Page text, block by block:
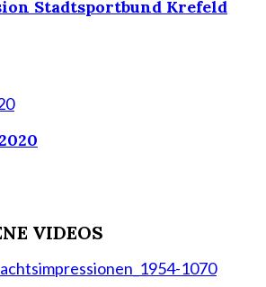
Stadtsportbund Krefeld
VIDEOS